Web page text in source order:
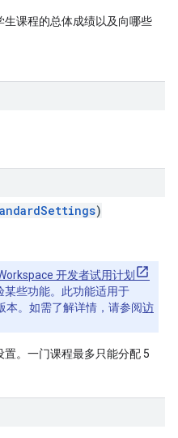
课程的总体成绩以及向哪些
)
开发者试用计划
某些功能。此功能适用于
本。如需了解详情，请参阅访
。一门课程最多只能分配 5